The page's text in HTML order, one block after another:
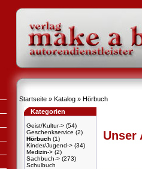
Startseite » Katalog » Hörbuch
Kategorien
Geist/Kultur-> (54)
Geschenkservice (2)
Hörbuch (1)
Kinder/Jugend-> (34)
Medizin-> (2)
Sachbuch-> (273)
Schulbuch
Unser